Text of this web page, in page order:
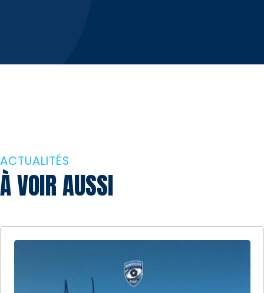
ACTUALITÉS
À VOIR AUSSI